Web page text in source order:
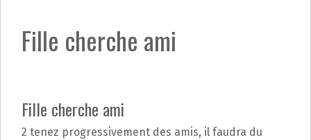
Fille cherche ami
Fille cherche ami
2 tenez progressivement des amis, il faudra du